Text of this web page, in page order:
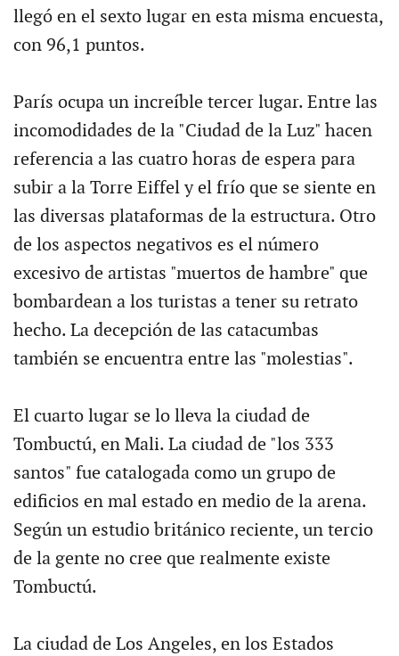
llegó en el sexto lugar en esta misma encuesta,
con 96,1 puntos.
París ocupa un increíble tercer lugar. Entre las
incomodidades de la "Ciudad de la Luz" hacen
referencia a las cuatro horas de espera para
subir a la Torre Eiffel y el frío que se siente en
las diversas plataformas de la estructura. Otro
de los aspectos negativos es el número
excesivo de artistas "muertos de hambre" que
bombardean a los turistas a tener su retrato
hecho. La decepción de las catacumbas
también se encuentra entre las "molestias".
El cuarto lugar se lo lleva la ciudad de
Tombuctú, en Mali. La ciudad de "los 333
santos" fue catalogada como un grupo de
edificios en mal estado en medio de la arena.
Según un estudio británico reciente, un tercio
de la gente no cree que realmente existe
Tombuctú.
La ciudad de Los Angeles, en los Estados